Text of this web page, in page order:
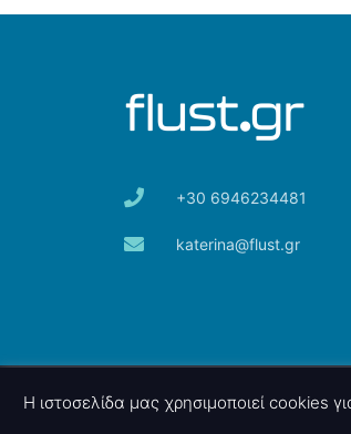
+30 6946234481
katerina@flust.gr
© 2026 nettings, ltd. All
Η ιστοσελίδα μας χρησιμοποιεί cookies